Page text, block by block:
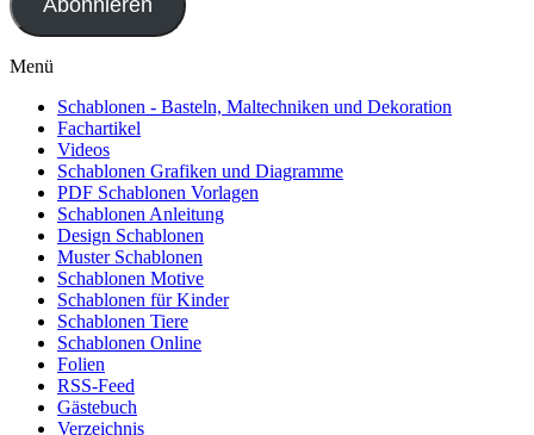
Abonnieren
Menü
Schablonen - Basteln, Maltechniken und Dekoration
Fachartikel
Videos
Schablonen Grafiken und Diagramme
PDF Schablonen Vorlagen
Schablonen Anleitung
Design Schablonen
Muster Schablonen
Schablonen Motive
Schablonen für Kinder
Schablonen Tiere
Schablonen Online
Folien
RSS-Feed
Gästebuch
Verzeichnis